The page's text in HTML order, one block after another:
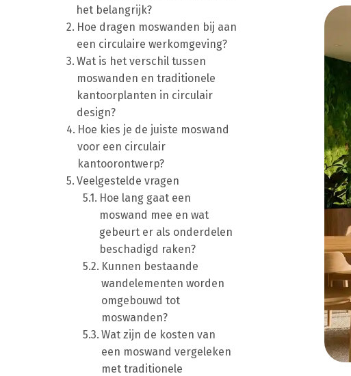
het belangrijk?
Hoe dragen moswanden bij aan
een circulaire werkomgeving?
Wat is het verschil tussen
moswanden en traditionele
kantoorplanten in circulair
design?
Hoe kies je de juiste moswand
voor een circulair
kantoorontwerp?
Veelgestelde vragen
Hoe lang gaat een
moswand mee en wat
gebeurt er als onderdelen
beschadigd raken?
Kunnen bestaande
wandelementen worden
omgebouwd tot
moswanden?
Wat zijn de kosten van
een moswand vergeleken
met traditionele